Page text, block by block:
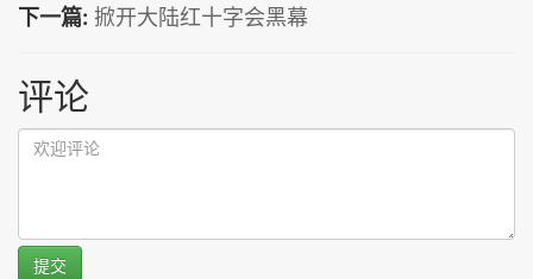
下一篇: 掀开大陆红十字会黑幕
评论
提交